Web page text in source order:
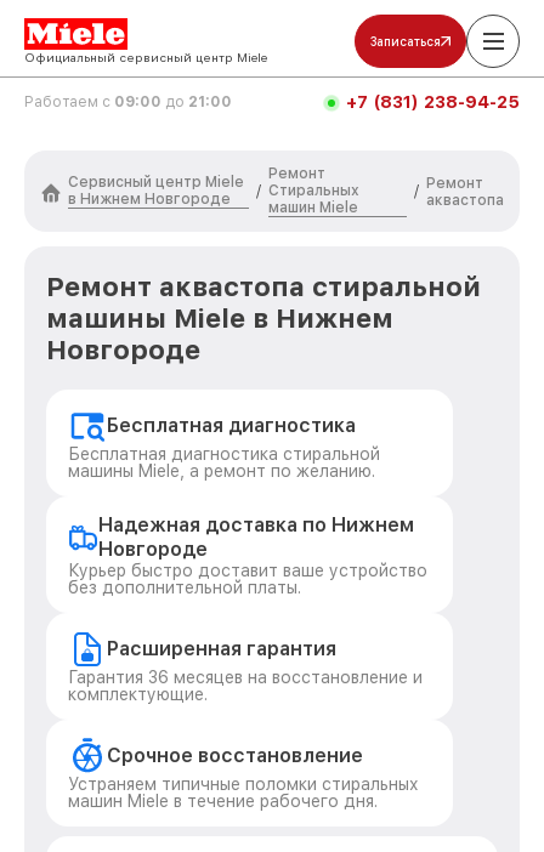
Официальный сервисный центр Miele
Записаться
Работаем с 09:00 до 21:00 +7 (831) 238-94-25
Сервисный центр Miele
в Нижнем Новгороде
/
Ремонт
Стиральных
машин Miele
/ Ремонт
аквастопа
Ремонт аквастопа стиральной
машины Miele в Нижнем
Новгороде
Бесплатная диагностика
Бесплатная диагностика стиральной
машины Miele, а ремонт по желанию.
Надежная доставка по Нижнем
Новгороде
Курьер быстро доставит ваше устройство
без дополнительной платы.
Расширенная гарантия
Гарантия 36 месяцев на восстановление и
комплектующие.
Срочное восстановление
Устраняем типичные поломки стиральных
машин Miele в течение рабочего дня.